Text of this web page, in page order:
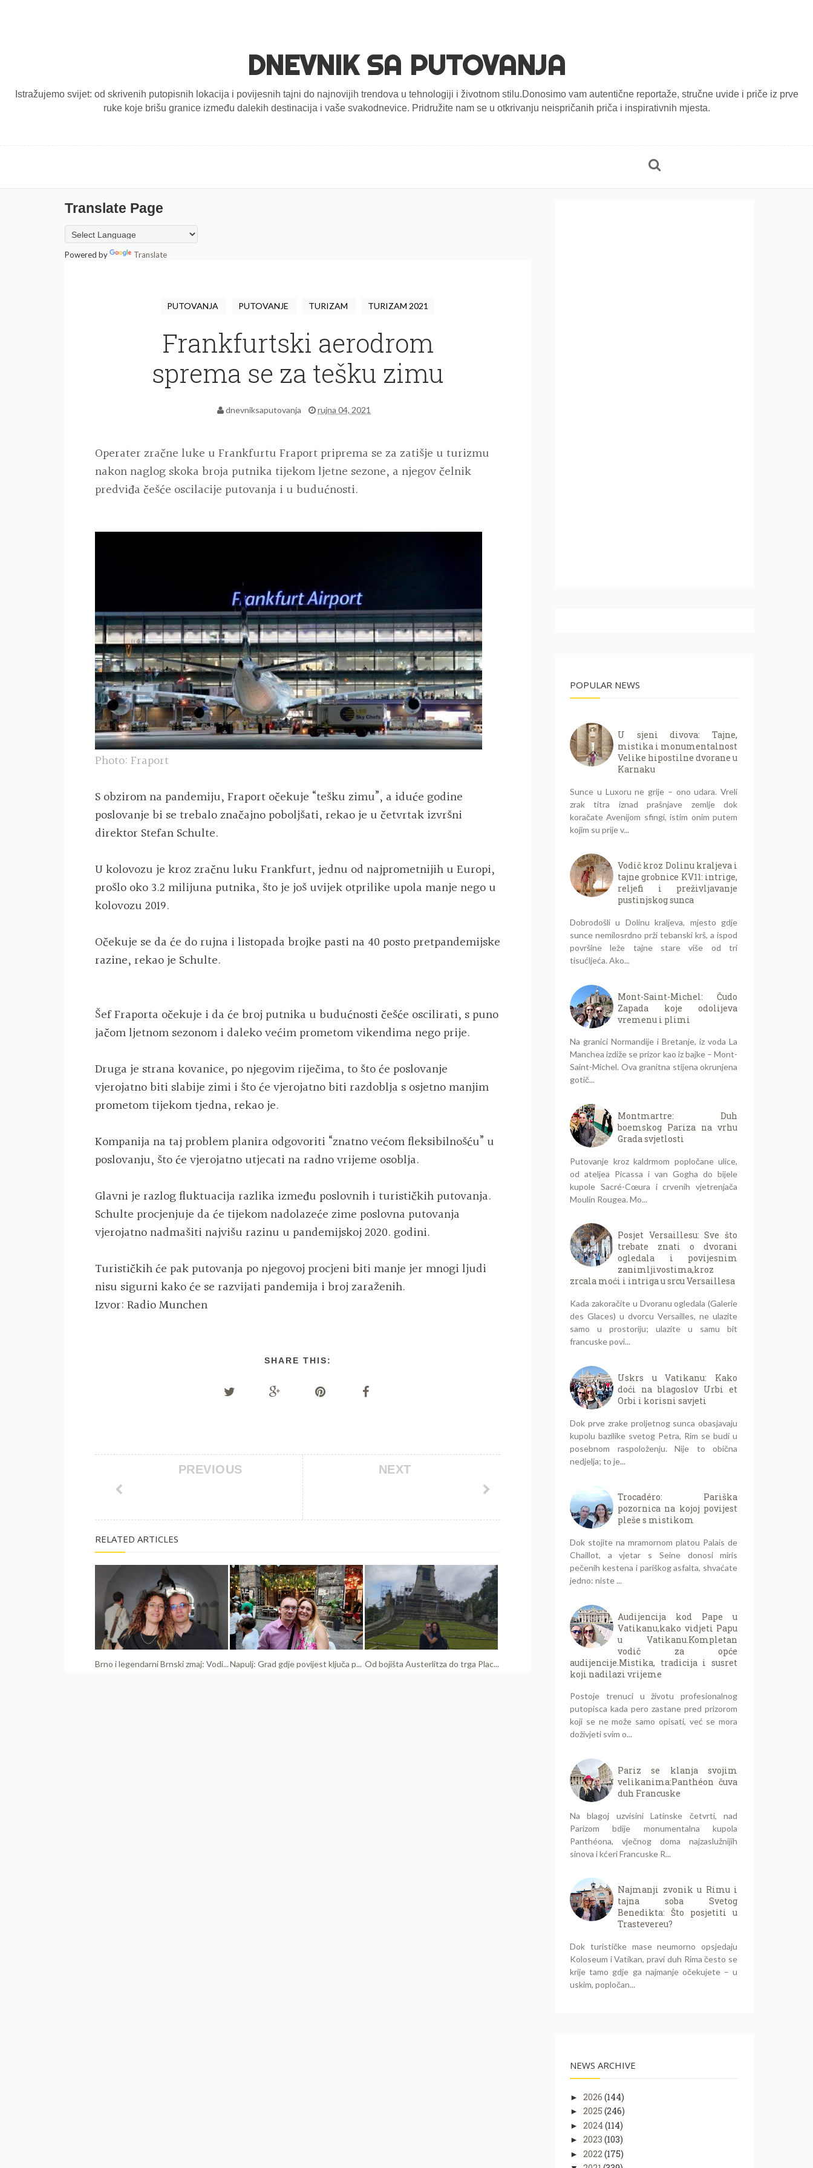
DNEVNIK SA PUTOVANJA
Istražujemo svijet: od skrivenih putopisnih lokacija i povijesnih tajni do najnovijih trendova u tehnologiji i životnom stilu.Donosimo vam autentične reportaže, stručne uvide i priče iz prve
ruke koje brišu granice između dalekih destinacija i vaše svakodnevice. Pridružite nam se u otkrivanju neispričanih priča i inspirativnih mjesta.
Translate Page
Powered by Translate
PUTOVANJA PUTOVANJE TURIZAM TURIZAM 2021
Frankfurtski aerodrom
sprema se za tešku zimu
dnevniksaputovanja rujna 04, 2021
Operater zračne luke u Frankfurtu Fraport priprema se za zatišje u turizmu
nakon naglog skoka broja putnika tijekom ljetne sezone, a njegov čelnik
predviđa češće oscilacije putovanja i u budućnosti.
Photo: Fraport
S obzirom na pandemiju, Fraport očekuje “tešku zimu”, a iduće godine
poslovanje bi se trebalo značajno poboljšati, rekao je u četvrtak izvršni
direktor Stefan Schulte.
U kolovozu je kroz zračnu luku Frankfurt, jednu od najprometnijih u Europi,
prošlo oko 3.2 milijuna putnika, što je još uvijek otprilike upola manje nego u
kolovozu 2019.
Očekuje se da će do rujna i listopada brojke pasti na 40 posto pretpandemijske
razine, rekao je Schulte.
Šef Fraporta očekuje i da će broj putnika u budućnosti češće oscilirati, s puno
jačom ljetnom sezonom i daleko većim prometom vikendima nego prije.
Druga je strana kovanice, po njegovim riječima, to što će poslovanje
vjerojatno biti slabije zimi i što će vjerojatno biti razdoblja s osjetno manjim
prometom tijekom tjedna, rekao je.
Kompanija na taj problem planira odgovoriti “znatno većom fleksibilnošću” u
poslovanju, što će vjerojatno utjecati na radno vrijeme osoblja.
Glavni je razlog fluktuacija razlika između poslovnih i turističkih putovanja.
Schulte procjenjuje da će tijekom nadolazeće zime poslovna putovanja
vjerojatno nadmašiti najvišu razinu u pandemijskoj 2020. godini.
Turističkih će pak putovanja po njegovoj procjeni biti manje jer mnogi ljudi
nisu sigurni kako će se razvijati pandemija i broj zaraženih.
Izvor: Radio Munchen
SHARE THIS:
NEXT
PREVIOUS
RELATED ARTICLES
Brno i legendarni Brnski zmaj: Vodi...Napulj: Grad gdje povijest ključa p... Od bojišta Austerlitza do trga Plac...
POPULAR NEWS
U sjeni divova: Tajne,
mistika i monumentalnost
Velike hipostilne dvorane u
Karnaku
Sunce u Luxoru ne grije – ono udara. Vreli
zrak titra iznad prašnjave zemlje dok
koračate Avenijom sfingi, istim onim putem
kojim su prije v...
Vodič kroz Dolinu kraljeva i
tajne grobnice KV11: intrige,
reljefi i preživljavanje
pustinjskog sunca
Dobrodošli u Dolinu kraljeva, mjesto gdje
sunce nemilosrdno prži tebanski krš, a ispod
površine leže tajne stare više od tri
tisućljeća. Ako...
Mont-Saint-Michel: Čudo
Zapada koje odolijeva
vremenu i plimi
Na granici Normandije i Bretanje, iz voda La
Manchea izdiže se prizor kao iz bajke – Mont-
Saint-Michel. Ova granitna stijena okrunjena
gotič...
Montmartre: Duh
boemskog Pariza na vrhu
Grada svjetlosti
Putovanje kroz kaldrmom popločane ulice,
od ateljea Picassa i van Gogha do bijele
kupole Sacré-Cœura i crvenih vjetrenjača
Moulin Rougea. Mo...
Posjet Versaillesu: Sve što
trebate znati o dvorani
ogledala i povijesnim
zanimljivostima,kroz
zrcala moći i intriga u srcu Versaillesa
Kada zakoračite u Dvoranu ogledala (Galerie
des Glaces) u dvorcu Versailles, ne ulazite
samo u prostoriju; ulazite u samu bit
francuske povi...
Uskrs u Vatikanu: Kako
doći na blagoslov Urbi et
Orbi i korisni savjeti
Dok prve zrake proljetnog sunca obasjavaju
kupolu bazilike svetog Petra, Rim se budi u
posebnom raspoloženju. Nije to obična
nedjelja; to je...
Trocadéro: Pariška
pozornica na kojoj povijest
pleše s mistikom
Dok stojite na mramornom platou Palais de
Chaillot, a vjetar s Seine donosi miris
pečenih kestena i pariškog asfalta, shvaćate
jedno: niste ...
Audijencija kod Pape u
Vatikanu,kako vidjeti Papu
u Vatikanu.Kompletan
vodič za opće
audijencije.Mistika, tradicija i susret
koji nadilazi vrijeme
Postoje trenuci u životu profesionalnog
putopisca kada pero zastane pred prizorom
koji se ne može samo opisati, već se mora
doživjeti svim o...
Pariz se klanja svojim
velikanima:Panthéon čuva
duh Francuske
Na blagoj uzvisini Latinske četvrti, nad
Parizom bdije monumentalna kupola
Panthéona, vječnog doma najzaslužnijih
sinova i kćeri Francuske R...
Najmanji zvonik u Rimu i
tajna soba Svetog
Benedikta: Što posjetiti u
Trastevereu?
Dok turističke mase neumorno opsjedaju
Koloseum i Vatikan, pravi duh Rima često se
krije tamo gdje ga najmanje očekujete – u
uskim, popločan...
NEWS ARCHIVE
► 2026 (144)
► 2025 (246)
► 2024 (114)
► 2023 (103)
► 2022 (175)